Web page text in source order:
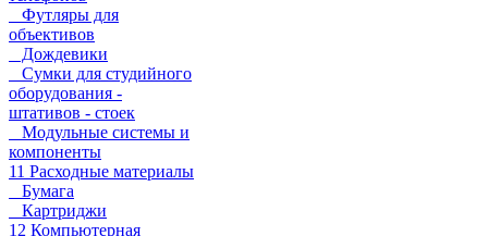
Футляры для
объективов
Дождевики
Сумки для студийного
оборудования -
штативов - стоек
Модульные системы и
компоненты
11 Расходные материалы
Бумага
Картриджи
12 Компьютерная